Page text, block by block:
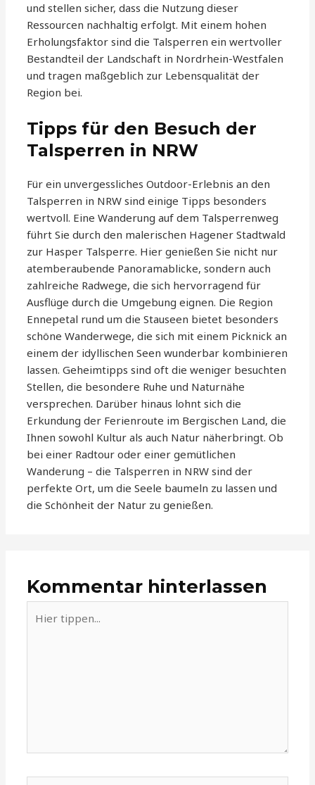
und stellen sicher, dass die Nutzung dieser
Ressourcen nachhaltig erfolgt. Mit einem hohen
Erholungsfaktor sind die Talsperren ein wertvoller
Bestandteil der Landschaft in Nordrhein-Westfalen
und tragen maßgeblich zur Lebensqualität der
Region bei.
Tipps für den Besuch der
Talsperren in NRW
Für ein unvergessliches Outdoor-Erlebnis an den
Talsperren in NRW sind einige Tipps besonders
wertvoll. Eine Wanderung auf dem Talsperrenweg
führt Sie durch den malerischen Hagener Stadtwald
zur Hasper Talsperre. Hier genießen Sie nicht nur
atemberaubende Panoramablicke, sondern auch
zahlreiche Radwege, die sich hervorragend für
Ausflüge durch die Umgebung eignen. Die Region
Ennepetal rund um die Stauseen bietet besonders
schöne Wanderwege, die sich mit einem Picknick an
einem der idyllischen Seen wunderbar kombinieren
lassen. Geheimtipps sind oft die weniger besuchten
Stellen, die besondere Ruhe und Naturnähe
versprechen. Darüber hinaus lohnt sich die
Erkundung der Ferienroute im Bergischen Land, die
Ihnen sowohl Kultur als auch Natur näherbringt. Ob
bei einer Radtour oder einer gemütlichen
Wanderung – die Talsperren in NRW sind der
perfekte Ort, um die Seele baumeln zu lassen und
die Schönheit der Natur zu genießen.
Kommentar hinterlassen
tippen...